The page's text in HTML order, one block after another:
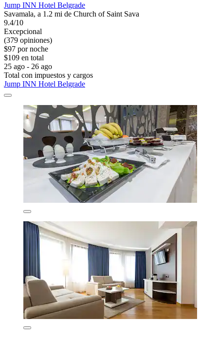
Jump INN Hotel Belgrade
Savamala, a 1.2 mi de Church of Saint Sava
9.4/10
Excepcional
(379 opiniones)
$97 por noche
$109 en total
25 ago - 26 ago
Total con impuestos y cargos
Jump INN Hotel Belgrade